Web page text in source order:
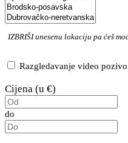
IZBRIŠIunesenu lokaciju pa ćeš
Razgledavanje video
Cijena (u €)
do